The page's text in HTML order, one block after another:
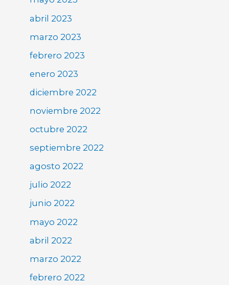
abril 2023
marzo 2023
febrero 2023
enero 2023
diciembre 2022
noviembre 2022
octubre 2022
septiembre 2022
agosto 2022
julio 2022
junio 2022
mayo 2022
abril 2022
marzo 2022
febrero 2022